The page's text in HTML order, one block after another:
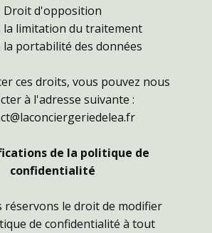
Droit d'opposition
la limitation du traitement
la portabilité des données
ces droits, vous pouvez nous
à l'adresse suivante :
de la politique de
confidentialité
réservons le droit de modifier
de confidentialité à tout